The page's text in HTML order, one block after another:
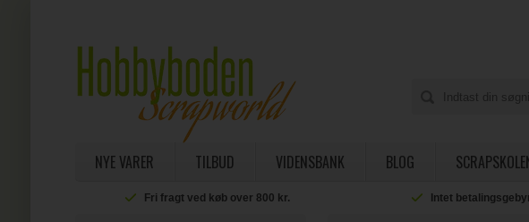
NYE VARER TILBUD VIDENSBANK BLOG
Fri fragt ved køb over 800 kr. Intet